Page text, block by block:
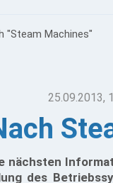
"Steam Machines"
25.09.2013,
nächsten
des